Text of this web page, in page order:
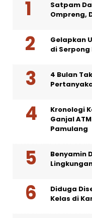
Satpam
Ompreng,
Gelapkan
di
4 Bulan
Kronologi
Ganjal
Pamulang
Benyamin
Diduga
Kelas di